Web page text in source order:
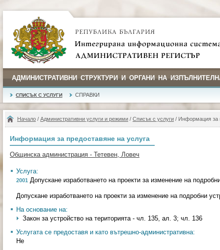
АДМИНИСТРАТИВНИ СТРУКТУРИ И ОРГАНИ НА
СПИСЪК С УСЛУГИ СПРАВКИ
Начало / Административни услуги и режими / Списък с услуги / Информация за
Информация за предоставяне на услуга
Общинска администрация - Тетевен, Ловеч
Услуга:
2001 Допускане изработването на проекти за изменение на
Допускане изработването на проекти за изменение на подробни
На основание на:
Закон за устройство на територията - чл. 135, ал. 3; чл. 136
Услугата се предоставя и като вътрешно-административна:
Не